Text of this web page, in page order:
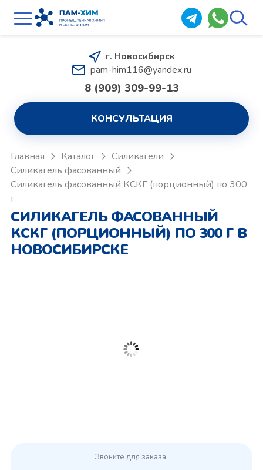
г. Новосибирск
pam-him116@yandex.ru
8 (909) 309-99-13
КОНСУЛЬТАЦИЯ
Главная Каталог
Силикагели
Силикагель фасованный
Силикагель фасованный КСКГ (порционный) по 300
г
СИЛИКАГЕЛЬ ФАСОВАННЫЙ
КСКГ (ПОРЦИОННЫЙ) ПО 300 Г В
НОВОСИБИРСКЕ
Звоните для заказа: